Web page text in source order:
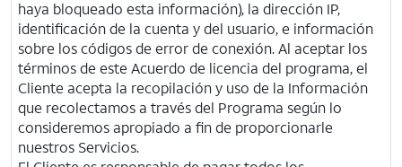
haya bloqueado esta información), la dirección IP,
identificación de la cuenta y del usuario, e información
sobre los códigos de error de conexión. Al aceptar los
términos de este Acuerdo de licencia del programa, el
Cliente acepta la recopilación y uso de la Información
que recolectamos a través del Programa según lo
consideremos apropiado a fin de proporcionarle
nuestros Servicios.